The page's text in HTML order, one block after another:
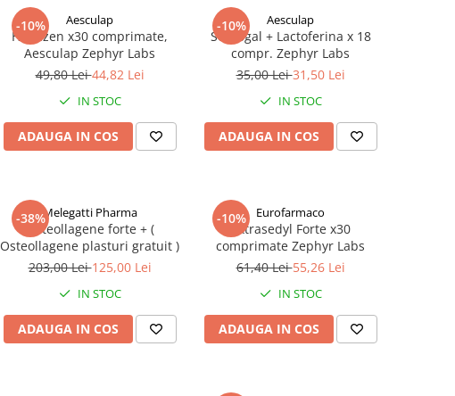
-10% Aesculap
Hepazen x30 comprimate,
Aesculap Zephyr Labs
49,80 Lei44,82 Lei
IN STOC
ADAUGA IN COS
-10% Aesculap
Septogal + Lactoferina x 18
compr. Zephyr Labs
35,00 Lei31,50 Lei
IN STOC
ADAUGA IN COS
-38%Melegatti Pharma
Osteollagene forte + (
Osteollagene plasturi gratuit )
203,00 Lei125,00 Lei
IN STOC
ADAUGA IN COS
-10% Eurofarmaco
Extrasedyl Forte x30
comprimate Zephyr Labs
61,40 Lei55,26 Lei
IN STOC
ADAUGA IN COS